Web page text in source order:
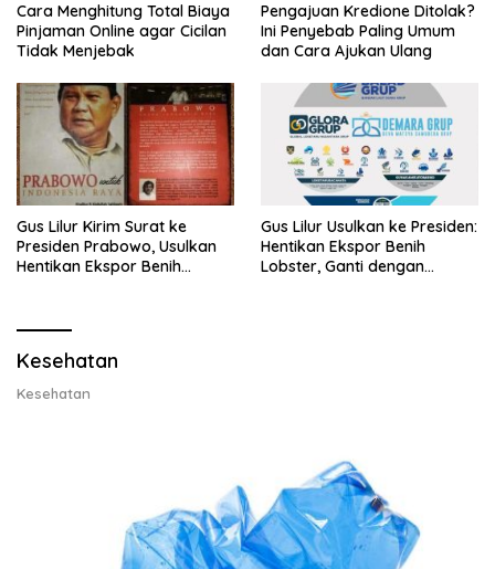
Cara Menghitung Total Biaya
Pinjaman Online agar Cicilan
Tidak Menjebak
Pengajuan Kredione Ditolak?
Ini Penyebab Paling Umum
dan Cara Ajukan Ulang
Gus Lilur Kirim Surat ke
Presiden Prabowo, Usulkan
Hentikan Ekspor Benih
Gus Lilur Usulkan ke Presiden:
Hentikan Ekspor Benih
Lobster, Ganti dengan
Kesehatan
Kesehatan